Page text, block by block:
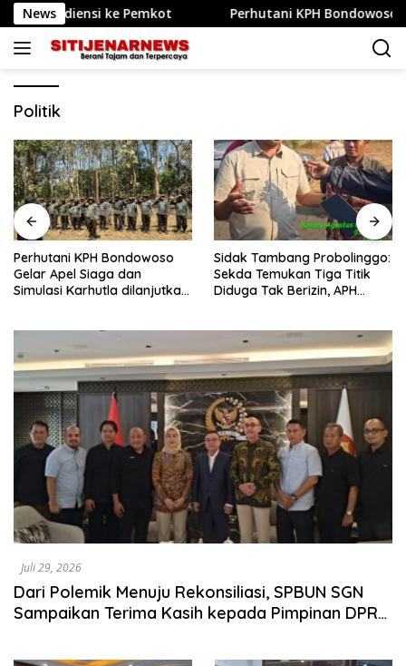
Langsung
ke
konten
Newske Pemkot Perhutani KPH Bondowoso Gelar
Politik
Perhutani KPH Bondowoso
Gelar Apel Siaga dan
Simulasi Karhutla dilanjutkan
Sidak Tambang Probolinggo:
Sekda Temukan Tiga Titik
Diduga Tak Berizin, APH
Juli 29, 2026
Dari Polemik Menuju Rekonsiliasi, SPBUN SGN
Sampaikan Terima Kasih kepada Pimpinan DPR